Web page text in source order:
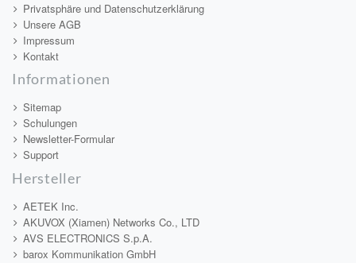
Privatsphäre und Datenschutzerklärung
Unsere AGB
Impressum
Kontakt
Informationen
Sitemap
Schulungen
Newsletter-Formular
Support
Hersteller
AETEK Inc.
AKUVOX (Xiamen) Networks Co., LTD
AVS ELECTRONICS S.p.A.
barox Kommunikation GmbH